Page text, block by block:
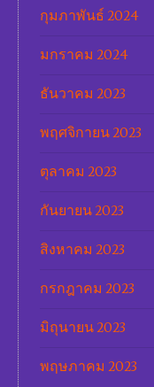
กุมภาพันธ์ 2024
มกราคม 2024
ธันวาคม 2023
พฤศจิกายน 2023
ตุลาคม 2023
กันยายน 2023
สิงหาคม 2023
กรกฎาคม 2023
มิถุนายน 2023
พฤษภาคม 2023